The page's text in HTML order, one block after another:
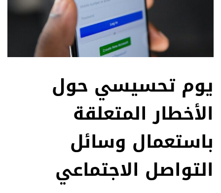
يوم تحسيسي حول
الأخطار المتعلقة
باستعمال وسائل
التواصل الاجتماعي